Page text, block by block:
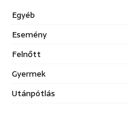
Egyéb
Esemény
Felnőtt
Gyermek
Utánpótlás